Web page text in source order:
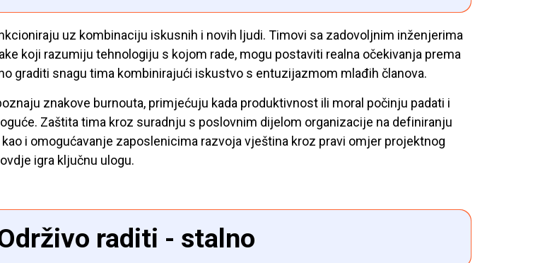
uz kombinaciju iskusnih i novih ljudi. Timovi sa zadovoljnim inženjerima
koji razumiju tehnologiju s kojom rade, mogu postaviti realna očekivanja prema
graditi snagu tima kombinirajući iskustvo s entuzijazmom mlađih članova.
znakove burnouta, primjećuju kada produktivnost ili moral počinju padati i
Zaštita tima kroz suradnju s poslovnim dijelom organizacije na definiranju
i omogućavanje zaposlenicima razvoja vještina kroz pravi omjer projektnog
igra ključnu ulogu.
raditi - stalno